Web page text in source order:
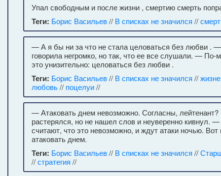
Упал свободным и после жизни , смертию смерть
Теги: Борис Васильев// В списках не значился //
— А я бы ни за что не стала целоваться без любви .
говорила негромко, но так, что ее все слушали. — По-
это унизительно: целоваться без любви .
Теги: Борис Васильев// В списках не значился //
любовь// поцелуи//
— Атаковать днем невозможно. Согласны,
растерялся, но не нашел слов и неуверенно кивнул.
считают, что это невозможно, и ждут атаки ночью.
атаковать днем.
Теги: Борис Васильев// В списках не значился //
//стратегия //